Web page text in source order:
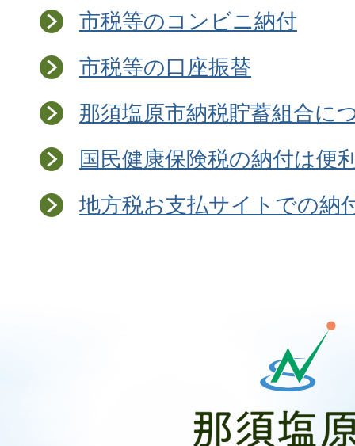
市税等のコンビニ納付
市税等の口座振替
那須塩原市納税貯蓄組合に
国民健康保険税の納付は便
地方税お支払サイトでの納
原